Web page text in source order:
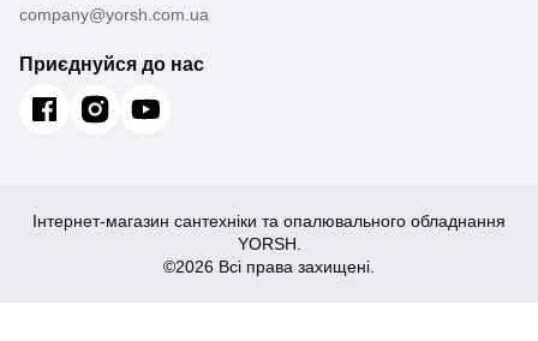
company@yorsh.com.ua
Приєднуйся до нас
Інтернет-магазин сантехніки та опалювального обладнання
YORSH.
©2026 Всі права захищені.